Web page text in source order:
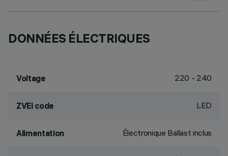
DONNÉES ÉLECTRIQUES
Voltage 220 - 240
ZVEI code LED
Alimentation Électronique Ballast inclus